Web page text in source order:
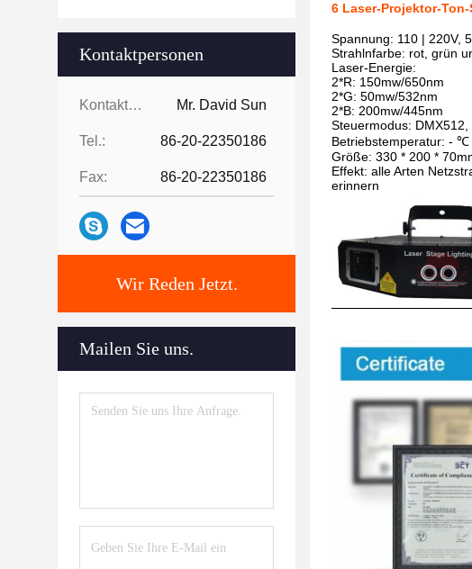
Kontaktpersonen
Kontaktpersonen: Mr. David Sun
Tel.: 86-20-22350186
Fax: 86-20-22350186
Wir Reden Jetzt.
Mailen Sie uns.
6 Laser-Projektor-
Spannung: 110 | 220V,
Strahlnfarbe: rot, grün
Laser-Energie:
2*R: 150mw/650nm
2*G: 50mw/532nm
2*B: 200mw/445nm
Steuermodus:
Betriebstemperatur: - ℃
Größe: 330 * 200 *
Effekt: alle Arten
erinnern